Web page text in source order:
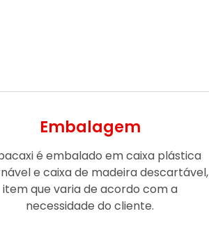
Embalagem
é embalado em caixa plástica
e caixa de madeira descartável,
item que varia de acordo com a
necessidade do cliente.